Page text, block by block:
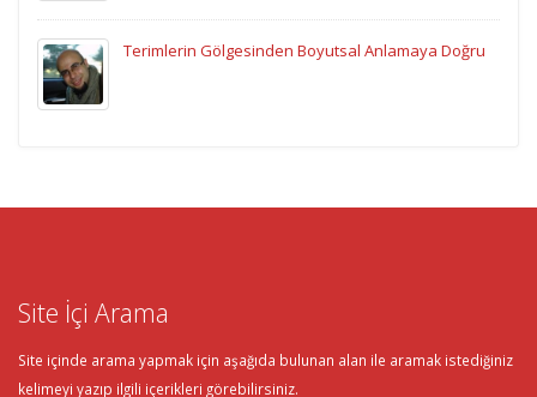
Terimlerin Gölgesinden Boyutsal Anlamaya Doğru
Site İçi Arama
Site içinde arama yapmak için aşağıda bulunan alan ile aramak istediğiniz
kelimeyi yazıp ilgili içerikleri görebilirsiniz.